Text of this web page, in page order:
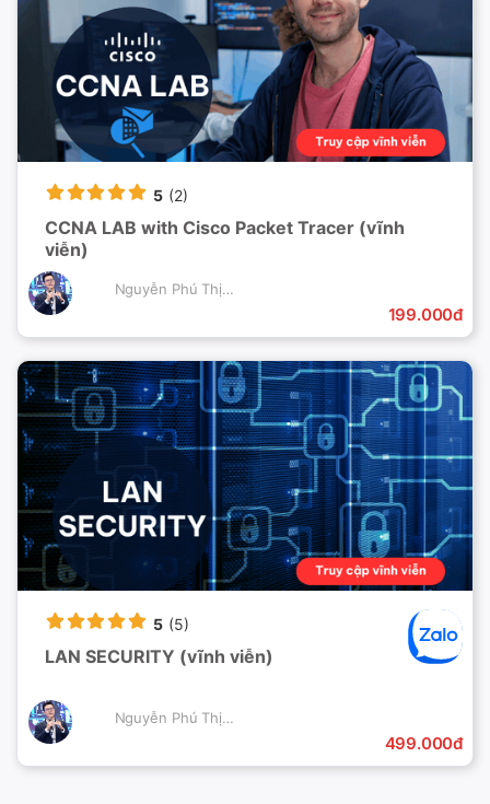
5 (2)
CCNA LAB with Cisco Packet Tracer (vĩnh
viễn)
Nguyễn Phú Thịnh
199.000đ
5 (5)
LAN SECURITY (vĩnh viễn)
Nguyễn Phú Thịnh
499.000đ